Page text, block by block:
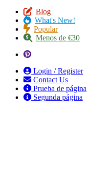
Blog
What's New!
Popular
Menos de €30
Login / Register
Contact Us
Prueba de página
Segunda página